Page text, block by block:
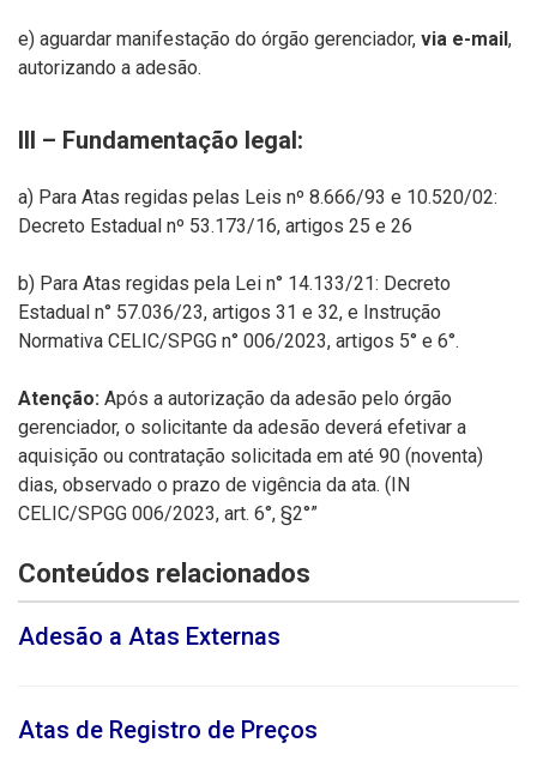
e) aguardar manifestação do órgão gerenciador, via e-mail,
autorizando a adesão.
III – Fundamentação legal:
a) Para Atas regidas pelas Leis nº 8.666/93 e 10.520/02:
Decreto Estadual nº 53.173/16, artigos 25 e 26
b) Para Atas regidas pela Lei n° 14.133/21: Decreto
Estadual n° 57.036/23, artigos 31 e 32, e Instrução
Normativa CELIC/SPGG n° 006/2023, artigos 5° e 6°.
Atenção: Após a autorização da adesão pelo órgão
gerenciador, o solicitante da adesão deverá efetivar a
aquisição ou contratação solicitada em até 90 (noventa)
dias, observado o prazo de vigência da ata. (IN
CELIC/SPGG 006/2023, art. 6°, §2°”
Conteúdos relacionados
Adesão a Atas Externas
Atas de Registro de Preços